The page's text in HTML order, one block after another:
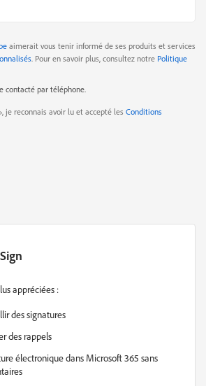
aimerait vous tenir informé de ses produits et services
. Pour en savoir plus, consultez notre Politique
contacté par téléphone.
je reconnais avoir lu et accepté les Conditions
appréciées :
des signatures
des rappels
électronique dans Microsoft 365 sans